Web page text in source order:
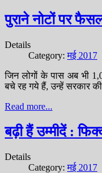
पुराने नोटों पर
Details
Category:मई 2017
जिन लोगों के पास अब भी
बचे रह गये हैं, उन्हें सरकार
Read more...
बढ़ी हैं उम्मीदें :
Details
Category:मई 2017